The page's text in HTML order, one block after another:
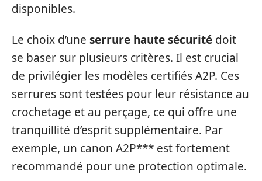
disponibles.
Le choix d’une serrure haute sécurité doit
se baser sur plusieurs critères. Il est crucial
de privilégier les modèles certifiés A2P. Ces
serrures sont testées pour leur résistance au
crochetage et au perçage, ce qui offre une
tranquillité d’esprit supplémentaire. Par
exemple, un canon A2P*** est fortement
recommandé pour une protection optimale.